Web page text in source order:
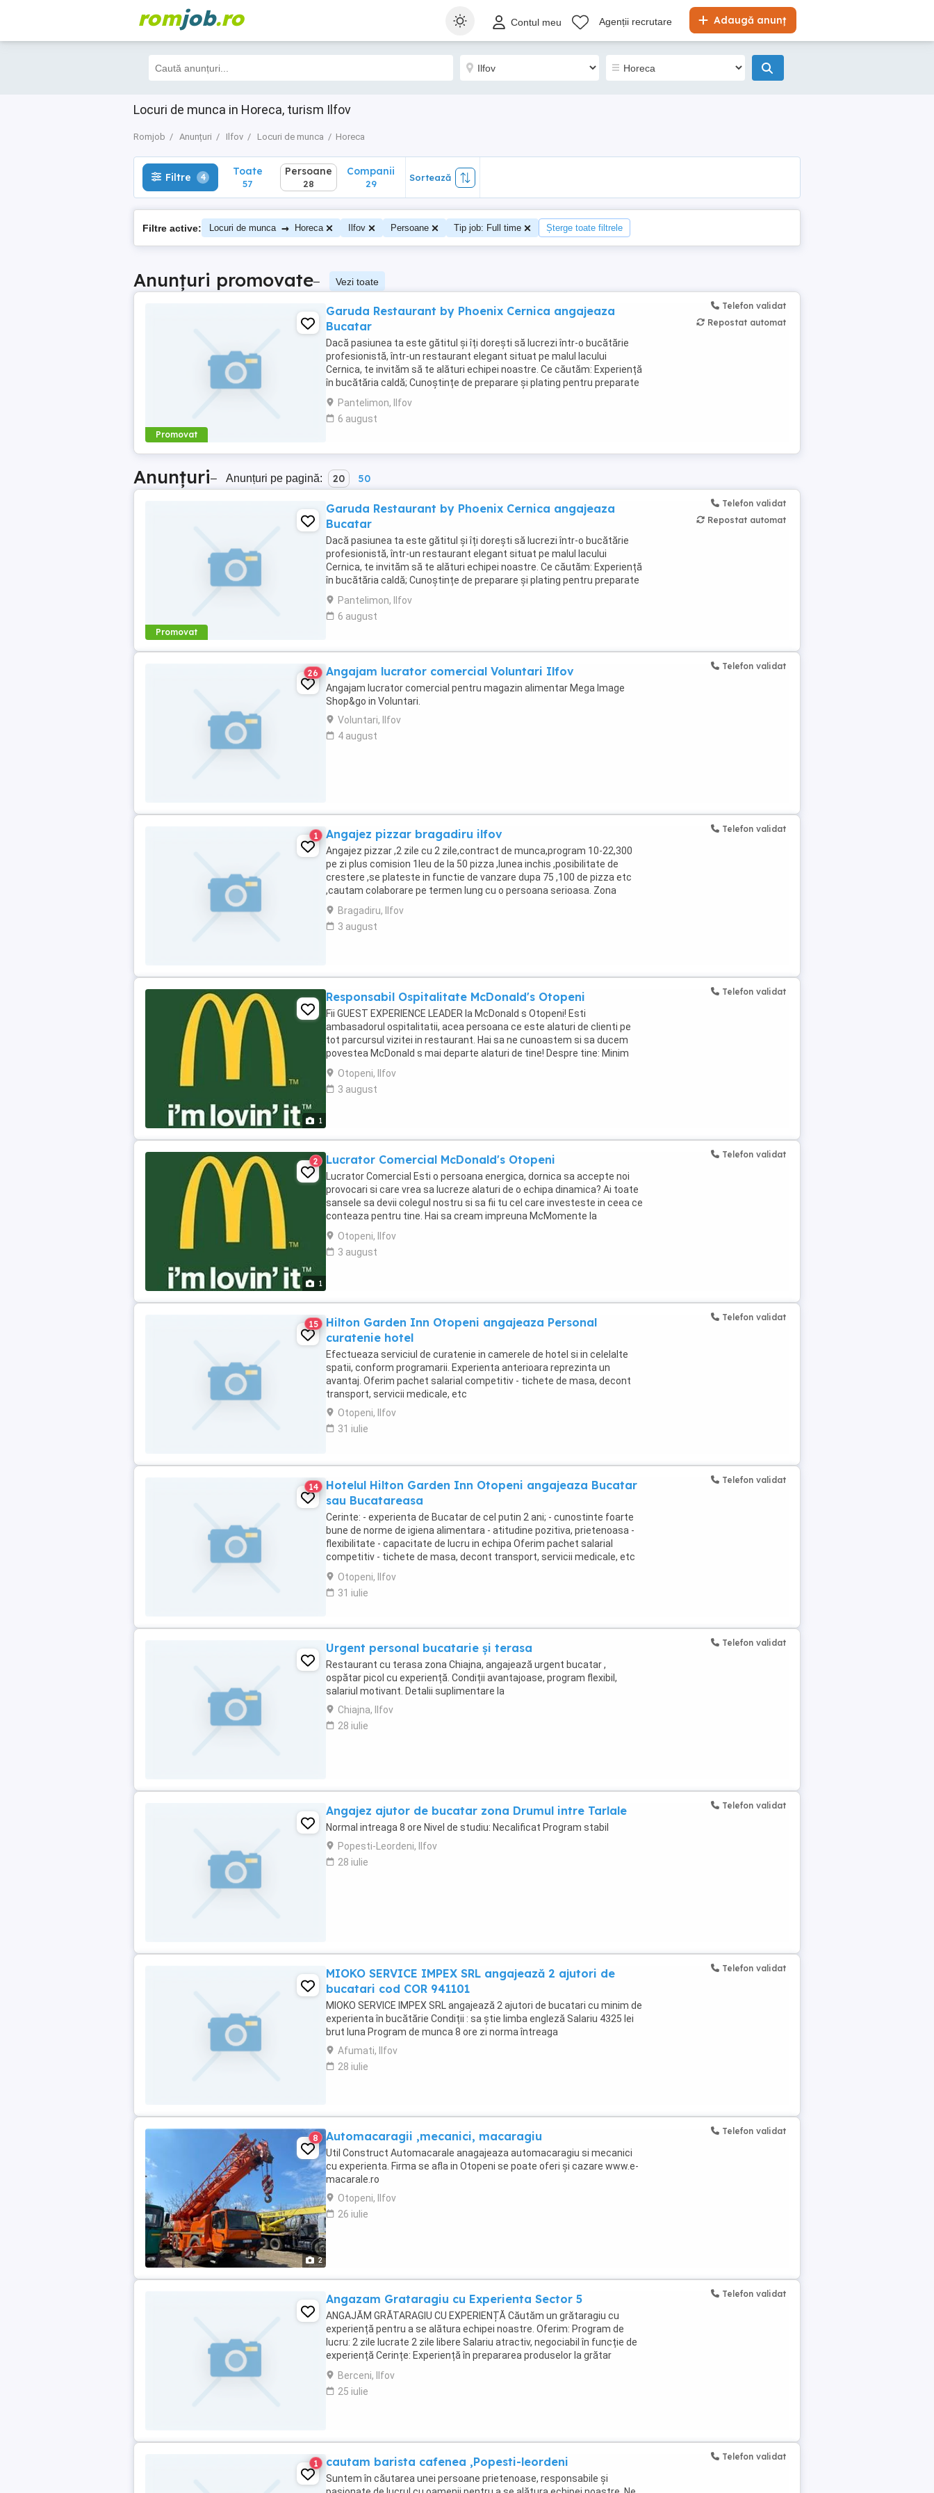
romjob.ro Adaugă anunț
Contul meu Agenții recrutare
Locuri de munca in Horeca, turism Ilfov
Romjob Anunțuri Ilfov Locuri de munca Horeca
Filtre 4 Toate
57
Filtre 4 Toate
57
Persoane
28
Companii
29
Sortează
Filtre active: Locuri de munca → Horeca Ilfov Persoane Tip job: Full time Șterge toate filtrele
Anunțuri promovate– Vezi toate
Promovat
Garuda Restaurant by Phoenix Cernica angajeaza
Bucatar
Dacă pasiunea ta este gătitul și îți dorești să lucrezi într-o bucătărie
profesionistă, într-un restaurant elegant situat pe malul lacului
Cernica, te invităm să te alături echipei noastre. Ce căutăm: Experiență
în bucătăria caldă; Cunoștințe de preparare și plating pentru preparate
la carte; ...
Pantelimon, Ilfov
6 august
Telefon validat
Repostat automat
Anunțuri– Anunțuri pe pagină: 20 50
Promovat
Garuda Restaurant by Phoenix Cernica angajeaza
Bucatar
Dacă pasiunea ta este gătitul și îți dorești să lucrezi într-o bucătărie
profesionistă, într-un restaurant elegant situat pe malul lacului
Cernica, te invităm să te alături echipei noastre. Ce căutăm: Experiență
în bucătăria caldă; Cunoștințe de preparare și plating pentru preparate
la carte; ...
Pantelimon, Ilfov
6 august
Telefon validat
Repostat automat
26 Angajam lucrator comercial Voluntari Ilfov
Angajam lucrator comercial pentru magazin alimentar Mega Image
Shop&go in Voluntari.
Voluntari, Ilfov
4 august
Telefon validat
1 Angajez pizzar bragadiru ilfov
Angajez pizzar ,2 zile cu 2 zile,contract de munca,program 10-22,300
pe zi plus comision 1leu de la 50 pizza ,lunea inchis ,posibilitate de
crestere ,se plateste in functie de vanzare dupa 75 ,100 de pizza etc
,cautam colaborare pe termen lung cu o persoana serioasa. Zona
bragadiru Tel
Bragadiru, Ilfov
3 august
Telefon validat
1
Responsabil Ospitalitate McDonald's Otopeni
Fii GUEST EXPERIENCE LEADER la McDonald s Otopeni! Esti
ambasadorul ospitalitatii, acea persoana ce este alaturi de clienti pe
tot parcursul vizitei in restaurant. Hai sa ne cunoastem si sa ducem
povestea McDonald s mai departe alaturi de tine! Despre tine: Minim
studii medii finalizate; Atitudine ...
Otopeni, Ilfov
3 august
Telefon validat
1
2 Lucrator Comercial McDonald's Otopeni
Lucrator Comercial Esti o persoana energica, dornica sa accepte noi
provocari si care vrea sa lucreze alaturi de o echipa dinamica? Ai toate
sansele sa devii colegul nostru si sa fii tu cel care investeste in ceea ce
conteaza pentru tine. Hai sa cream impreuna McMomente la
McDonald s! Despre tine: ...
Otopeni, Ilfov
3 august
Telefon validat
15
Hilton Garden Inn Otopeni angajeaza Personal
curatenie hotel
Efectueaza serviciul de curatenie in camerele de hotel si in celelalte
spatii, conform programarii. Experienta anterioara reprezinta un
avantaj. Oferim pachet salarial competitiv - tichete de masa, decont
transport, servicii medicale, etc
Otopeni, Ilfov
31 iulie
Telefon validat
14
Hotelul Hilton Garden Inn Otopeni angajeaza Bucatar
sau Bucatareasa
Cerinte: - experienta de Bucatar de cel putin 2 ani; - cunostinte foarte
bune de norme de igiena alimentara - atitudine pozitiva, prietenoasa -
flexibilitate - capacitate de lucru in echipa Oferim pachet salarial
competitiv - tichete de masa, decont transport, servicii medicale, etc
Detalii la sau ...
Otopeni, Ilfov
31 iulie
Telefon validat
Urgent personal bucatarie și terasa
Restaurant cu terasa zona Chiajna, angajează urgent bucatar ,
ospătar picol cu experiență. Condiții avantajoase, program flexibil,
salariul motivant. Detalii suplimentare la
Chiajna, Ilfov
28 iulie
Telefon validat
Angajez ajutor de bucatar zona Drumul intre Tarlale
Normal intreaga 8 ore Nivel de studiu: Necalificat Program stabil
Popesti-Leordeni, Ilfov
28 iulie
Telefon validat
MIOKO SERVICE IMPEX SRL angajează 2 ajutori de
bucatari cod COR 941101
MIOKO SERVICE IMPEX SRL angajează 2 ajutori de bucatari cu minim de
experienta în bucătărie Condiții : sa știe limba engleză Salariu 4325 lei
brut luna Program de munca 8 ore zi norma întreaga
Afumati, Ilfov
28 iulie
Telefon validat
2
8 Automacaragii ,mecanici, macaragiu
Util Construct Automacarale anagajeaza automacaragiu si mecanici
cu experienta. Firma se afla in Otopeni se poate oferi și cazare www.e-
macarale.ro
Otopeni, Ilfov
26 iulie
Telefon validat
Angazam Grataragiu cu Experienta Sector 5
ANGAJĂM GRĂTARAGIU CU EXPERIENȚĂ Căutăm un grătaragiu cu
experiență pentru a se alătura echipei noastre. Oferim: Program de
lucru: 2 zile lucrate 2 zile libere Salariu atractiv, negociabil în funcție de
experiență Cerințe: Experiență în prepararea produselor la grătar
Seriozitate si punctualitate ...
Berceni, Ilfov
25 iulie
Telefon validat
1 cautam barista cafenea ,Popesti-leordeni
Suntem în căutarea unei persoane prietenoase, responsabile și
Telefon validat